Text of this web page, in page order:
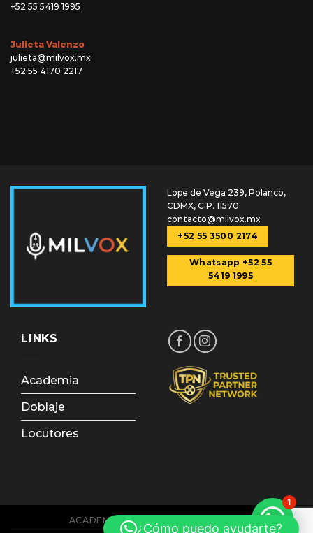
+52 55 5419 1995
Julieta Valenzo
julieta@milvox.mx
+52 55 4170 2217
Lope de Vega 239, Polanco,
CDMX, C.P. 11570
contacto@milvox.mx
+52 55 3500 2174
Whatsapp +52 55
5419 1995
LINKS
Academia
Doblaje
Locutores
ACADEMIA DOBLAJE
1
¿Cómo puedo ayudarte?